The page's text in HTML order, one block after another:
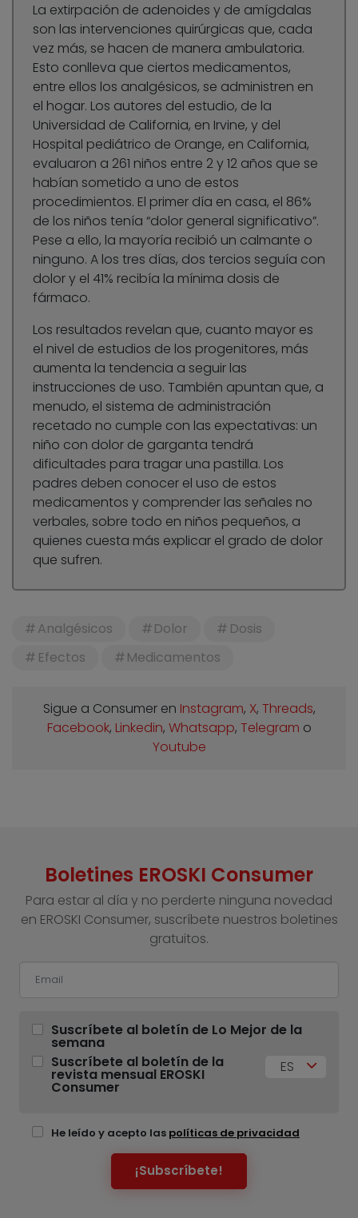
La extirpación de adenoides y de amígdalas
son las intervenciones quirúrgicas que, cada
vez más, se hacen de manera ambulatoria.
Esto conlleva que ciertos medicamentos,
entre ellos los analgésicos, se administren en
el hogar. Los autores del estudio, de la
Universidad de California, en Irvine, y del
Hospital pediátrico de Orange, en California,
evaluaron a 261 niños entre 2 y 12 años que se
habían sometido a uno de estos
procedimientos. El primer día en casa, el 86%
de los niños tenía “dolor general significativo”.
Pese a ello, la mayoría recibió un calmante o
ninguno. A los tres días, dos tercios seguía con
dolor y el 41% recibía la mínima dosis de
fármaco.
Los resultados revelan que, cuanto mayor es
el nivel de estudios de los progenitores, más
aumenta la tendencia a seguir las
instrucciones de uso. También apuntan que, a
menudo, el sistema de administración
recetado no cumple con las expectativas: un
niño con dolor de garganta tendrá
dificultades para tragar una pastilla. Los
padres deben conocer el uso de estos
medicamentos y comprender las señales no
verbales, sobre todo en niños pequeños, a
quienes cuesta más explicar el grado de dolor
que sufren.
Analgésicos Dolor
Dosis
Efectos
Medicamentos
Sigue a Consumer en Instagram, X, Threads,
Facebook, Linkedin, Whatsapp, Telegram o
Youtube
Boletines EROSKI Consumer
Para estar al día y no perderte ninguna novedad
en EROSKI Consumer, suscríbete nuestros boletines
gratuitos.
Suscríbete al boletín de Lo Mejor de la
semana
Suscríbete al boletín de la
revista mensual EROSKI
Consumer
ES
He leído y acepto las políticas de privacidad
¡Subscríbete!